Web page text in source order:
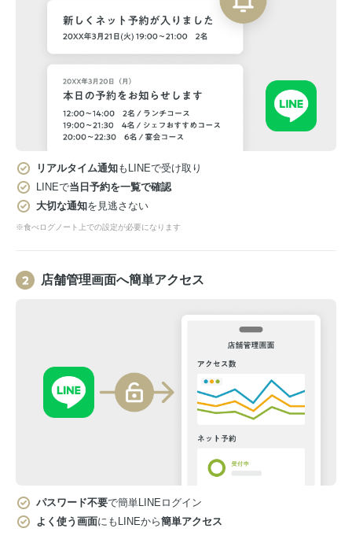
リアルタイム通知もLINEで受け取り
LINEで当日予約を一覧で確認
大切な通知を見逃さない
※食べログノート上での設定が必要になります
店舗管理画面へ簡単アクセス
パスワード不要で簡単LINEログイン
よく使う画面にもLINEから簡単アクセス